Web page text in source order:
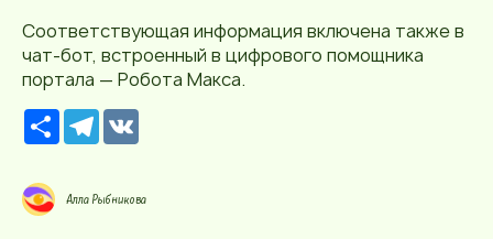
Соответствующая информация включена также в
чат-бот, встроенный в цифрового помощника
портала — Робота Макса.
Р
е
р
с
T
e
g
r
Алла Рыбникова